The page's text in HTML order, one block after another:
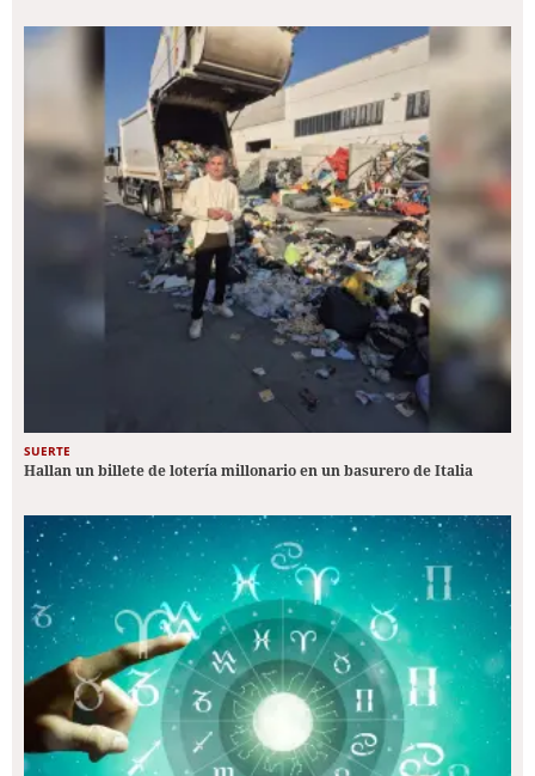
SUERTE
Hallan un billete de lotería millonario en un basurero de Italia